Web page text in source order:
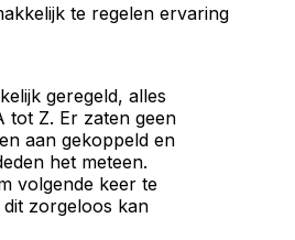
te regelen ervaring
geregeld, alles
tot Z. Er zaten geen
aan gekoppeld en
het meteen.
volgende keer te
zorgeloos kan